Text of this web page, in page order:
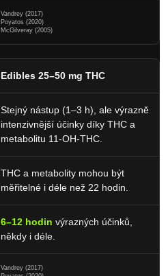
Vandrey (2017)
Poyatos (2020)
McGilveray (2005)
Edibles 25–50 mg THC
Stejný nástup (1–3 h), ale výrazně
intenzivnější účinky díky THC a
metabolitu 11-OH-THC.
THC a metabolity mohou být
měřitelné i déle než 22 hodin.
6–12 hodin výrazných účinků,
někdy i déle.
Vandrey (2017)